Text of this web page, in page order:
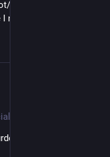
to keep it fun. I'll try
need to do it.
als "Wissensbuch